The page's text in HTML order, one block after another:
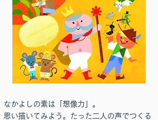
なかよしの素は「想像力」。
思い描いてみよう。たった二人の声でつくる